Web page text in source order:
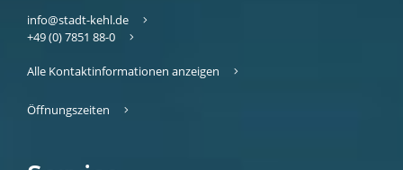
info@stadt-kehl.de
+49 (0) 7851 88-0
Alle Kontaktinformationen anzeigen
Öffnungszeiten